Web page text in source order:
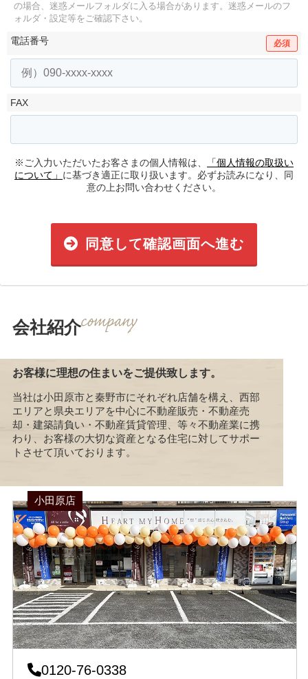
の場合、迷惑メールフォルダに入る場合があります。 迷惑メールのフ
ォルダ・設定等をご確認下さい。
電話番号 必須
FAX
※ご入力いただいたお客さまの個人情報は、
「個人情報の取扱い
について」 に基づき適正に取り扱います。必ずお読みになり、同
意の上お問い合わせください。
同意して確認画面へ進む
会社紹介
お客様に理想の住まいをご提供致します。
当社は小田原市と秦野市にそれぞれ店舗を構え、西部
エリアと県央エリアを中心に不動産販売・不動産売
却・建築請負い・不動産賃貸管理、等々不動産業に携
わり、お客様の大切な資産となる住宅に対してサポー
トさせて頂いております。
小田原店
0120-76-0338